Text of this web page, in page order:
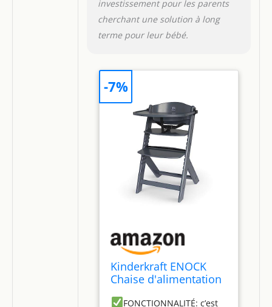
investissement pour les parents
cherchant une solution à long
terme pour leur bébé.
Kinderkraft ENOCK
Chaise d'alimentation
FONCTIONNALITÉ: c’est
-7%